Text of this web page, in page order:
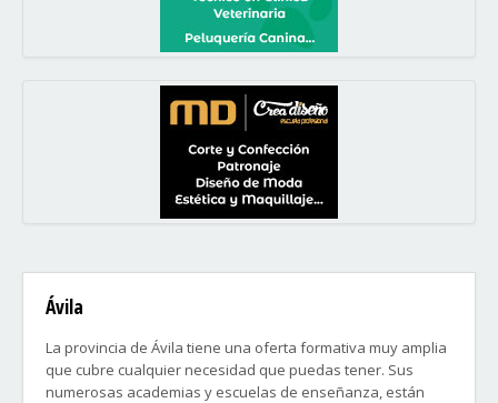
Ávila
La provincia de Ávila tiene una oferta formativa muy amplia
que cubre cualquier necesidad que puedas tener. Sus
numerosas academias y escuelas de enseñanza, están